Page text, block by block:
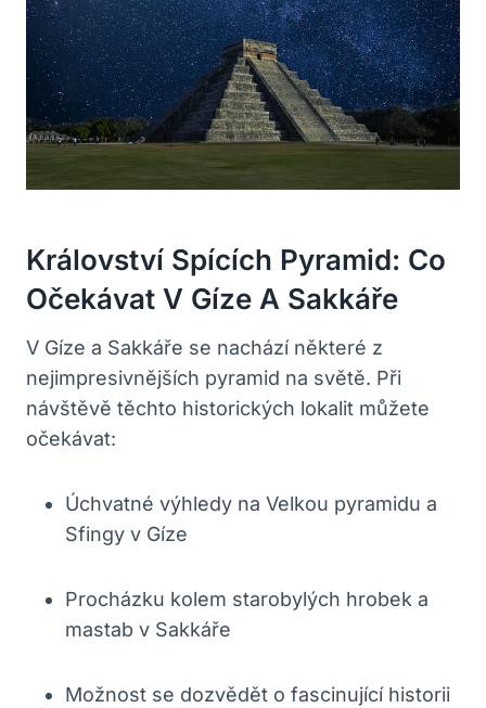
Království Spících Pyramid: Co
Očekávat V Gíze A Sakkáře
V Gíze a Sakkáře se nachází některé z
nejimpresivnějších pyramid na světě. Při
návštěvě těchto historických lokalit můžete
očekávat:
Úchvatné výhledy na Velkou pyramidu a
Sfingy v Gíze
Procházku kolem starobylých hrobek a
mastab v Sakkáře
Možnost se dozvědět o fascinující historii